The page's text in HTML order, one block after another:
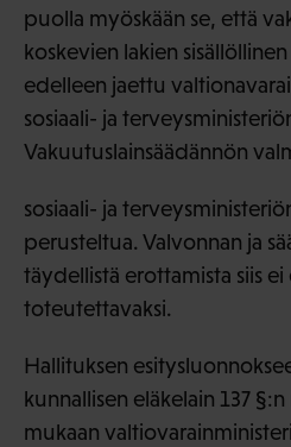
puolla myöskään se, että
koskevien lakien
edelleen jaettu
sosiaali- ja
Vakuutuslainsäädännön
sosiaali- ja
perusteltua. Valvonnan ja
täydellistä erottamista siis
toteutettavaksi.
Hallituksen
kunnallisen eläkelain 137
mukaan